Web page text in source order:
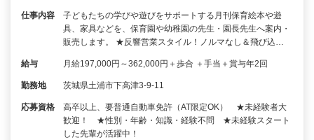
仕事内容
子どもたちの学びや遊びをサポートする月刊保育絵本や遊
具、家具などを、保育園や幼稚園の先生・園長先生へ案内・
販売します。 ★反響営業スタイル！ノルマなし＆飛び込…
給与 月給197,000円～362,000円＋歩合 ＋手当＋賞与年2回
勤務地 茨城県土浦市下高津3-9-11
応募資格
高卒以上、要普通自動車免許（AT限定OK） ★未経験者大
歓迎！ ★性別・年齢・知識・経験不問 ★未経験スタート
した先輩が活躍中！